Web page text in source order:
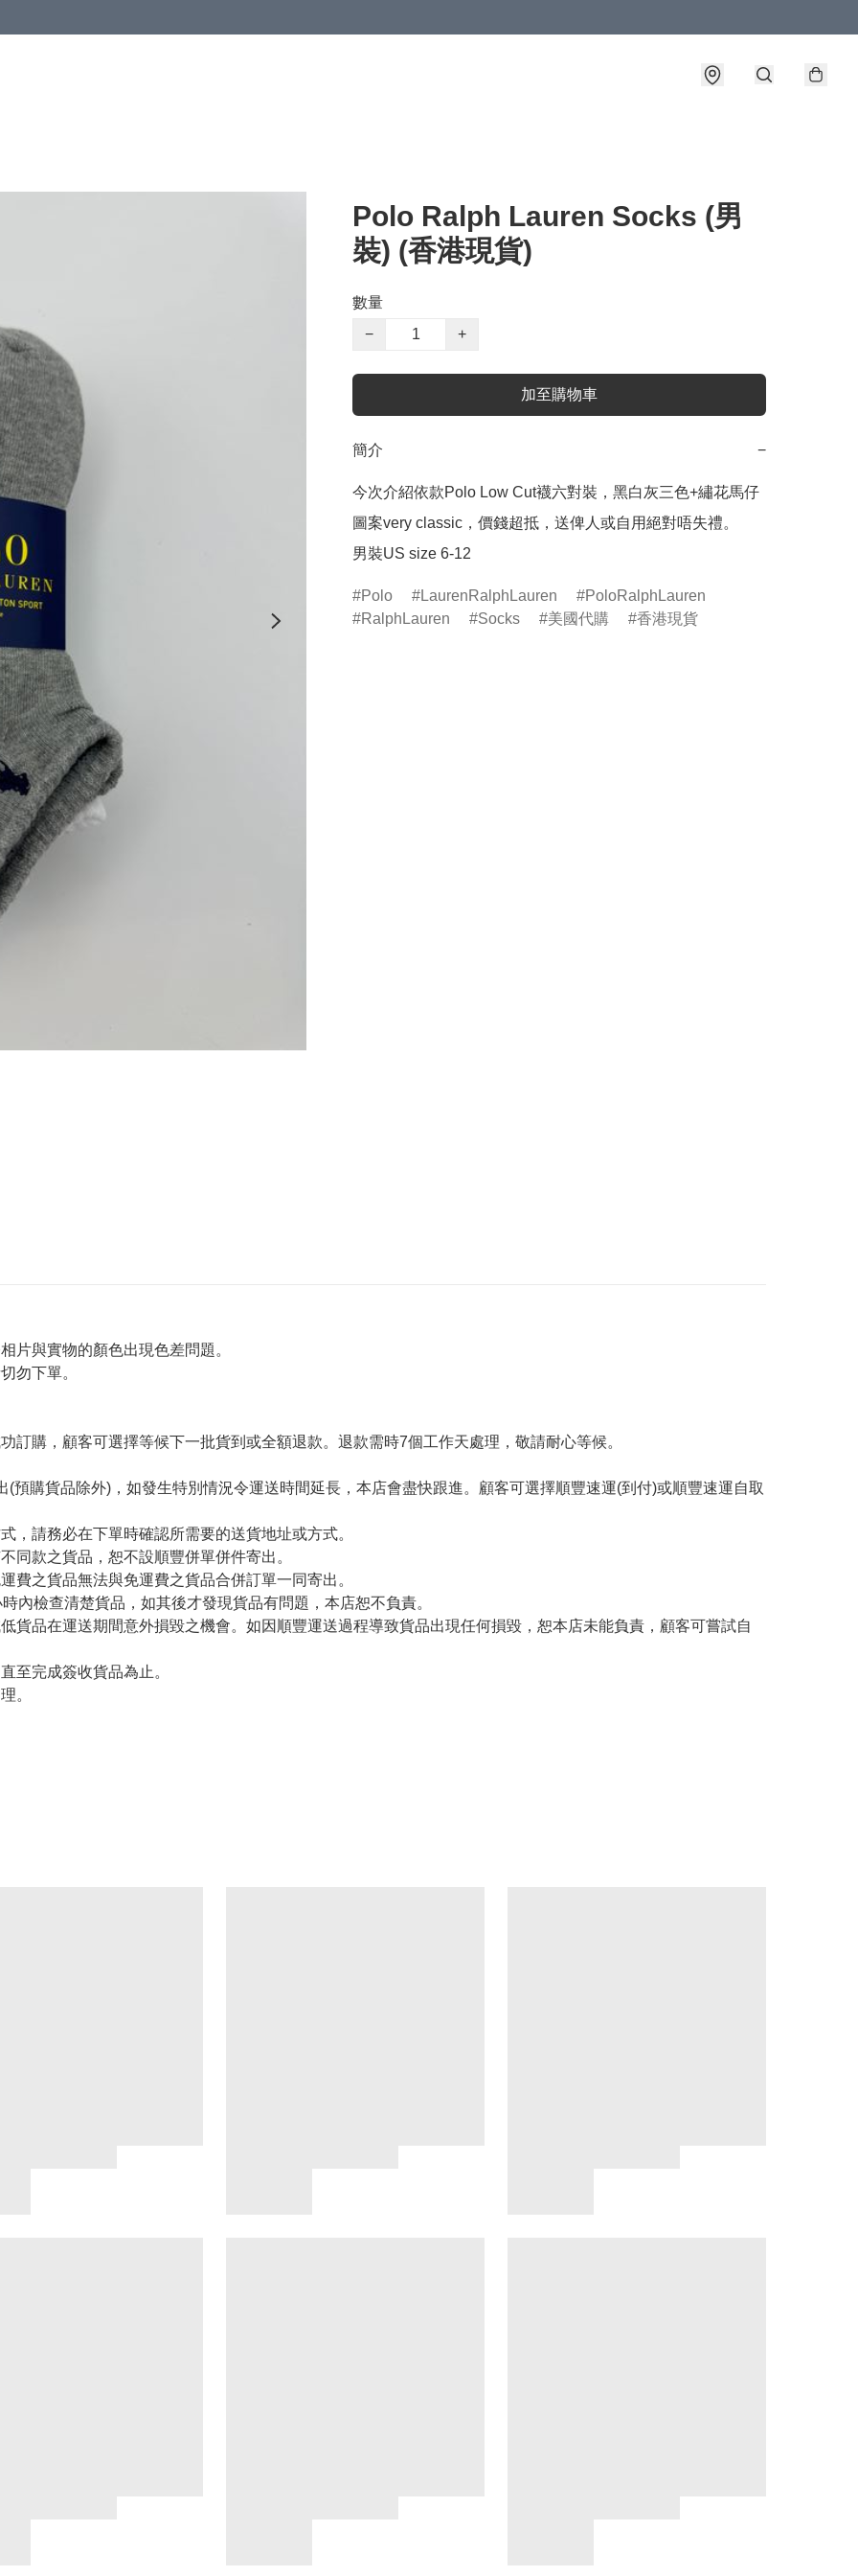
Polo Ralph Lauren Socks (男
裝) (香港現貨)
數量
−
+
加至購物車
簡介 −
今次介紹依款Polo Low Cut襪六對裝，黑白灰三色+繡花馬仔
圖案very classic，價錢超抵，送俾人或自用絕對唔失禮。
男裝US size 6-12
Polo LaurenRalphLauren
PoloRalphLauren
RalphLauren
Socks 美國代購 香港現貨
與實物的顏色出現色差問題。
勿下單。
購，顧客可選擇等候下一批貨到或全額退款。退款需時7個工作天處理，敬請耐心等候。
購貨品除外)，如發生特別情況令運送時間延長，本店會盡快跟進。顧客可選擇順豐速運(到付)或順豐速運自取
請務必在下單時確認所需要的送貨地址或方式。
款之貨品，恕不設順豐併單併件寄出。
之貨品無法與免運費之貨品合併訂單一同寄出。
檢查清楚貨品，如其後才發現貨品有問題，本店恕不負責。
品在運送期間意外損毀之機會。如因順豐運送過程導致貨品出現任何損毀，恕本店未能負責，顧客可嘗試自
完成簽收貨品為止。
。